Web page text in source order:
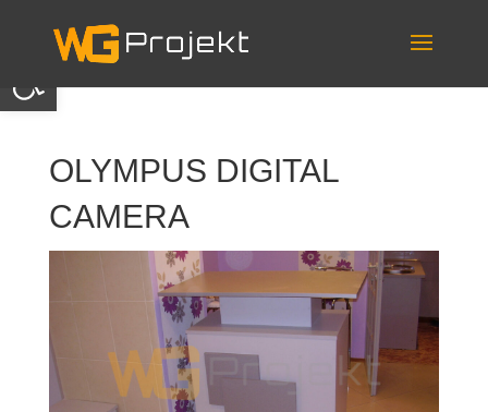
Otwórz pasek narzędzi
content
OLYMPUS DIGITAL
CAMERA